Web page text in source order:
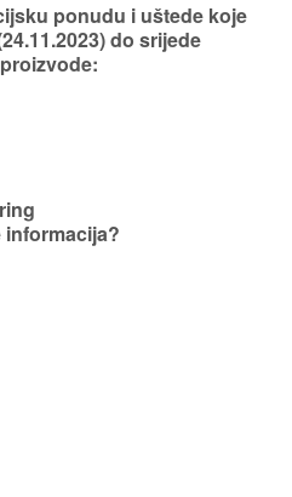
ponudu i uštede koje
do srijede
informacija?